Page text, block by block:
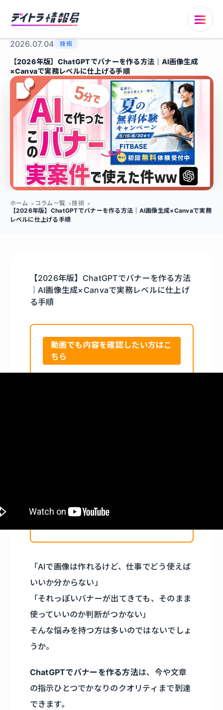
2026.07.04 技術
【2026年版】ChatGPTでバナーを作る方法｜AI画像生成
×Canvaで実務レベルに仕上げる手順
ホーム コラム一覧
技術
【2026年版】ChatGPTでバナーを作る方法｜AI画像生成×Canvaで実務
レベルに仕上げる手順
【2026年版】ChatGPTでバナーを作る方法
｜AI画像生成×Canvaで実務レベルに仕上げ
る手順
動画でも内容を確認したい方はこ
ちら
「AIで画像は作れるけど、仕事でどう使えば
いいか分からない」
「それっぽいバナーが出てきても、そのまま
使っていいのか判断がつかない」
そんな悩みを持つ方は多いのではないでしょ
うか。
ChatGPTでバナーを作る方法は、今や文章
の指示ひとつでかなりのクオリティまで到達
できます。